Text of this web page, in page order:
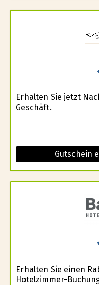
Erhalten Sie jetzt
Geschäft.
Gutschein
Erhalten Sie einen
Hotelzimmer-